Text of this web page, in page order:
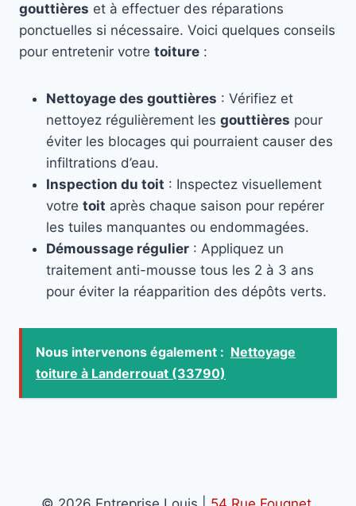
gouttières et à effectuer des réparations
ponctuelles si nécessaire. Voici quelques conseils
pour entretenir votre toiture :
Nettoyage des gouttières : Vérifiez et
nettoyez régulièrement les gouttières pour
éviter les blocages qui pourraient causer des
infiltrations d’eau.
Inspection du toit : Inspectez visuellement
votre toit après chaque saison pour repérer
les tuiles manquantes ou endommagées.
Démoussage régulier : Appliquez un
traitement anti-mousse tous les 2 à 3 ans
pour éviter la réapparition des dépôts verts.
Nous intervenons également : Nettoyage
toiture à Landerrouat (33790)